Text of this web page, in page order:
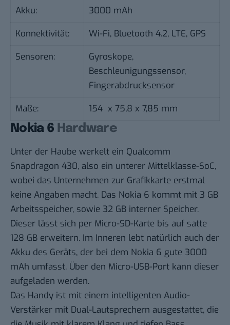
Akku:
3000 mAh
Konnektivität:
Wi-Fi, Bluetooth 4.2, LTE, GPS
Sensoren:
Gyroskope,
Beschleunigungssensor,
Fingerabdrucksensor
Maße:
154 x 75,8 x 7,85 mm
Nokia 6 Hardware
Unter der Haube werkelt ein Qualcomm
Snapdragon 430, also ein unterer Mittelklasse-SoC,
wobei das Unternehmen zur Grafikkarte erstmal
keine Angaben macht. Das Nokia 6 kommt mit 3 GB
Arbeitsspeicher, sowie 32 GB interner Speicher.
Dieser lässt sich per Micro-SD-Karte bis auf satte
128 GB erweitern. Im Inneren lebt natürlich auch der
Akku des Geräts, der bei dem Nokia 6 gute 3000
mAh umfasst. Über den Micro-USB-Port kann dieser
aufgeladen werden.
Das Handy ist mit einem intelligenten Audio-
Verstärker mit Dual-Lautsprechern ausgestattet, die